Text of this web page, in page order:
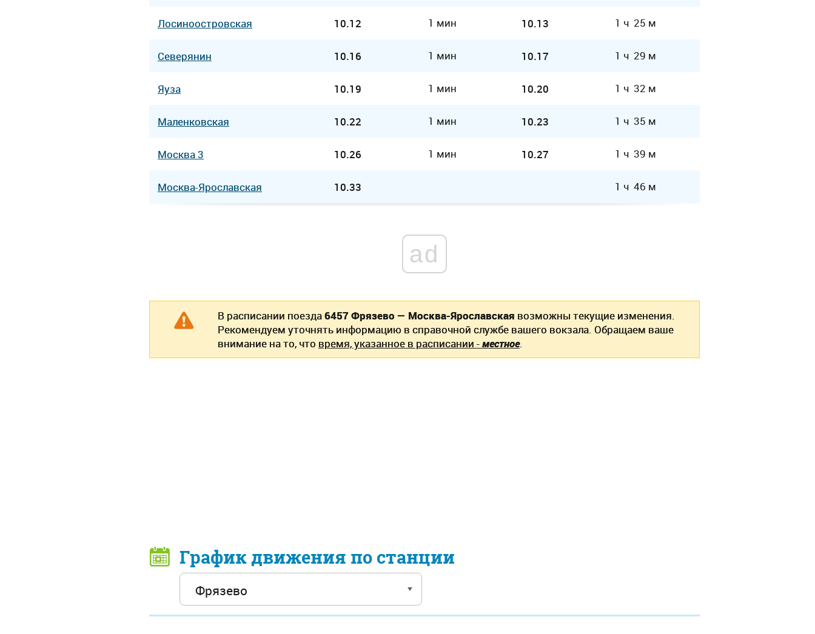
Лосиноостровская 10.12 1 мин 10.13 1 ч 25 м
Северянин 10.16 1 мин 10.17 1 ч 29 м
Яуза 10.19 1 мин 10.20 1 ч 32 м
Маленковская 10.22 1 мин 10.23 1 ч 35 м
Москва 3 10.26 1 мин 10.27 1 ч 39 м
Москва-Ярославская 10.33 1 ч 46 м
ad
В расписании поезда6457 Фрязево — Москва-Ярославская возможны текущие изменения.
Рекомендуем уточнять информацию в справочной службе вашего вокзала. Обращаем ваше
внимание на то, что время, указанное в расписании -местное.
График движения по станции